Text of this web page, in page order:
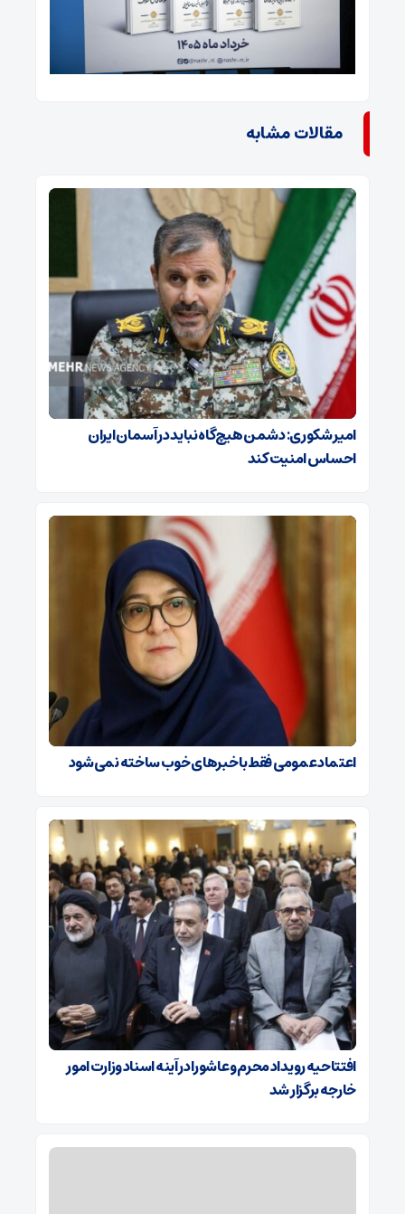
مقالات مشابه
امیر شکوری: دشمن هیچ‌گاه نباید در آسمان ایران
احساس امنیت کند
اعتماد عمومی فقط با خبرهای خوب ساخته نمی‌شود
افتتاحیه رویداد محرم و عاشورا در آینه اسناد وزارت امور
خارجه برگزار شد